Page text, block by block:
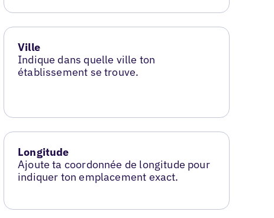
Ville
Indique dans quelle ville ton
établissement se trouve.
Longitude
Ajoute ta coordonnée de longitude pour
indiquer ton emplacement exact.